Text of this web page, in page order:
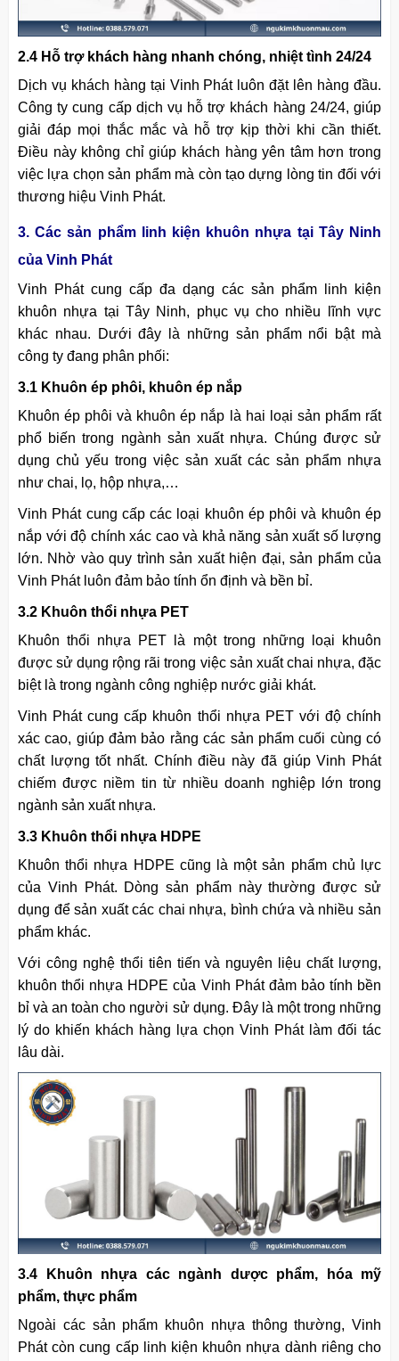
2.4 Hỗ trợ khách hàng nhanh chóng, nhiệt tình 24/24
Dịch vụ khách hàng tại Vinh Phát luôn đặt lên hàng đầu.
Công ty cung cấp dịch vụ hỗ trợ khách hàng 24/24, giúp
giải đáp mọi thắc mắc và hỗ trợ kịp thời khi cần thiết.
Điều này không chỉ giúp khách hàng yên tâm hơn trong
việc lựa chọn sản phẩm mà còn tạo dựng lòng tin đối với
thương hiệu Vinh Phát.
3. Các sản phẩm linh kiện khuôn nhựa tại Tây Ninh
của Vinh Phát
Vinh Phát cung cấp đa dạng các sản phẩm linh kiện
khuôn nhựa tại Tây Ninh, phục vụ cho nhiều lĩnh vực
khác nhau. Dưới đây là những sản phẩm nổi bật mà
công ty đang phân phối:
3.1 Khuôn ép phôi, khuôn ép nắp
Khuôn ép phôi và khuôn ép nắp là hai loại sản phẩm rất
phổ biến trong ngành sản xuất nhựa. Chúng được sử
dụng chủ yếu trong việc sản xuất các sản phẩm nhựa
như chai, lọ, hộp nhựa,…
Vinh Phát cung cấp các loại khuôn ép phôi và khuôn ép
nắp với độ chính xác cao và khả năng sản xuất số lượng
lớn. Nhờ vào quy trình sản xuất hiện đại, sản phẩm của
Vinh Phát luôn đảm bảo tính ổn định và bền bỉ.
3.2 Khuôn thổi nhựa PET
Khuôn thổi nhựa PET là một trong những loại khuôn
được sử dụng rộng rãi trong việc sản xuất chai nhựa, đặc
biệt là trong ngành công nghiệp nước giải khát.
Vinh Phát cung cấp khuôn thổi nhựa PET với độ chính
xác cao, giúp đảm bảo rằng các sản phẩm cuối cùng có
chất lượng tốt nhất. Chính điều này đã giúp Vinh Phát
chiếm được niềm tin từ nhiều doanh nghiệp lớn trong
ngành sản xuất nhựa.
3.3 Khuôn thổi nhựa HDPE
Khuôn thổi nhựa HDPE cũng là một sản phẩm chủ lực
của Vinh Phát. Dòng sản phẩm này thường được sử
dụng để sản xuất các chai nhựa, bình chứa và nhiều sản
phẩm khác.
Với công nghệ thổi tiên tiến và nguyên liệu chất lượng,
khuôn thổi nhựa HDPE của Vinh Phát đảm bảo tính bền
bỉ và an toàn cho người sử dụng. Đây là một trong những
lý do khiến khách hàng lựa chọn Vinh Phát làm đối tác
lâu dài.
3.4 Khuôn nhựa các ngành dược phẩm, hóa mỹ
phẩm, thực phẩm
Ngoài các sản phẩm khuôn nhựa thông thường, Vinh
Phát còn cung cấp linh kiện khuôn nhựa dành riêng cho